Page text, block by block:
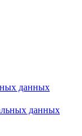
данных
данных